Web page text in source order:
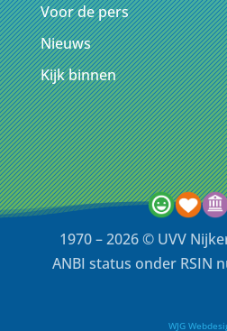
Voor de pers
Nieuws
Kijk binnen
1970 – 2026 © UVV
ANBI status onder RSIN
WJG